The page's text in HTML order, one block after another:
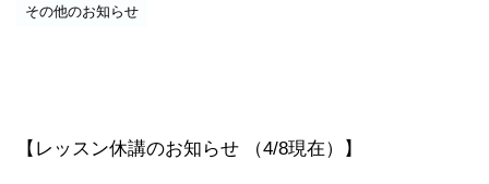
その他のお知らせ
【レッスン休講のお知らせ （4/8現在）】